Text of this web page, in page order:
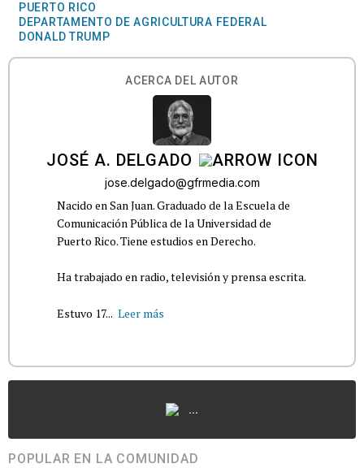
PUERTO RICO
DEPARTAMENTO DE AGRICULTURA FEDERAL
DONALD TRUMP
ACERCA DEL AUTOR
JOSÉ A. DELGADO
jose.delgado@gfrmedia.com
Nacido en San Juan. Graduado de la Escuela de
Comunicación Pública de la Universidad de
Puerto Rico. Tiene estudios en Derecho.
Ha trabajado en radio, televisión y prensa escrita.
Estuvo 17... Leer más
...
POPULAR EN LA COMUNIDAD